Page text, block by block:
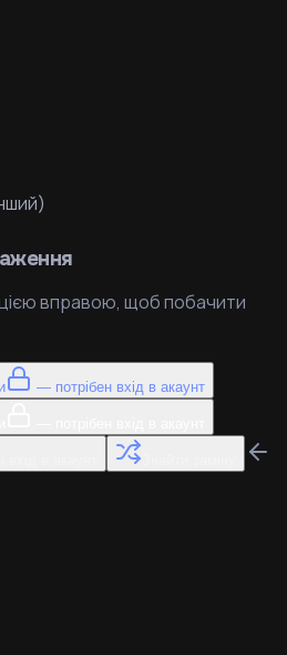
вправою, щоб побачити
— потрібен вхід в акаунт